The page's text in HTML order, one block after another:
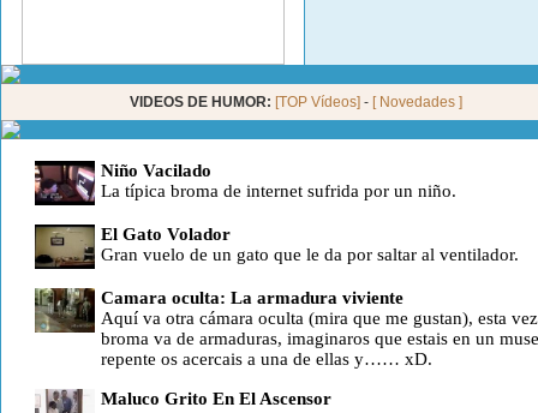
VIDEOS DE HUMOR: [TOP Vídeos] - [ Novedades ]